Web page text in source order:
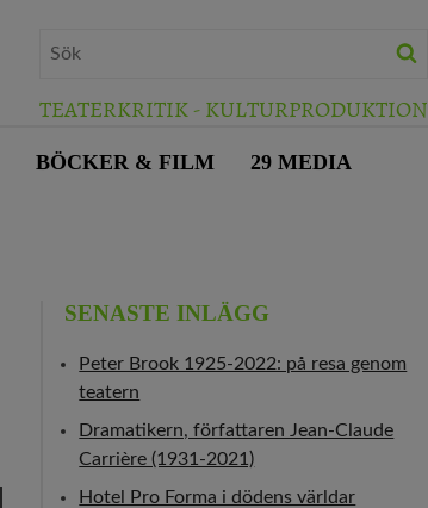
TEATERKRITIK - KULTURPRODUKTION
BÖCKER & FILM
29 MEDIA
SENASTE INLÄGG
Peter Brook 1925-2022: på resa genom
teatern
Dramatikern, författaren Jean-Claude
Carrière (1931-2021)
Hotel Pro Forma i dödens världar